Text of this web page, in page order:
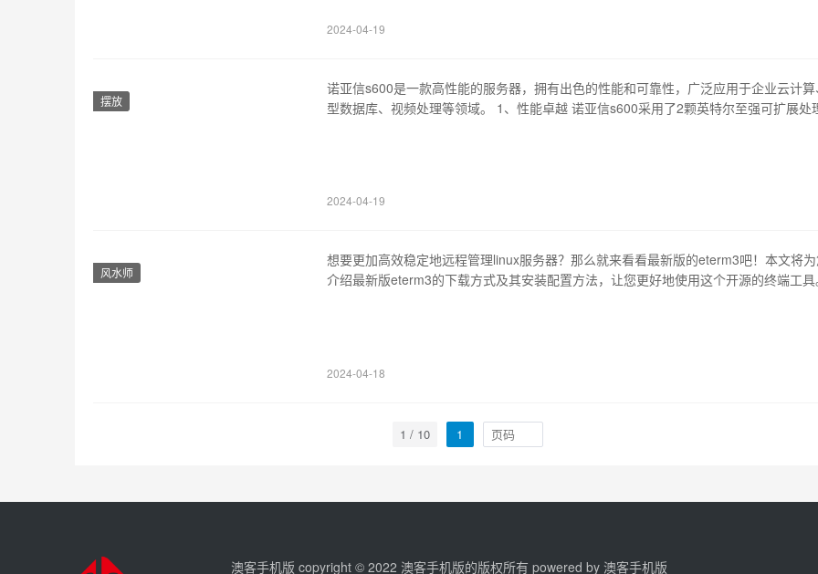
2024-04-19
摆放
诺亚信s600是一款高性能的服务器，拥有出色的性能和可靠性，广泛应用于企业云计
型数据库、视频处理等领域。 1、性能卓越 诺亚信s600采用了2颗英特尔至强可扩展处
2024-04-19
风水师
想要更加高效稳定地远程管理linux服务器？那么就来看看最新版的eterm3吧！本文将
介绍最新版eterm3的下载方式及其安装配置方法，让您更好地使用这个开源的终端工具
2024-04-18
1 / 10 1
澳客手机版 copyright © 2022 澳客手机版的版权所有 powered by 澳客手机版